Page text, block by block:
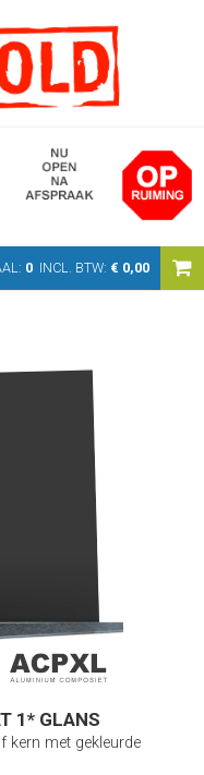
0 INCL. BTW: € 0,00
1* GLANS
kern met gekleurde